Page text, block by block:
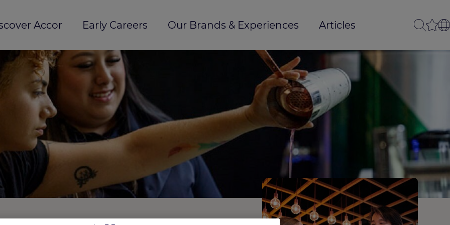
Accor Early Careers Our Brands & Experiences Articles